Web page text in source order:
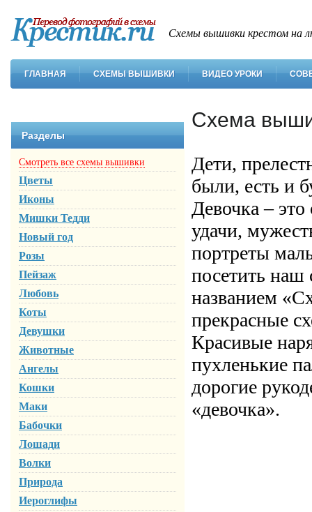
Схемы вышивки крестом на
ГЛАВНАЯ СХЕМЫ ВЫШИВКИ ВИДЕО УРОКИ
Разделы
Смотреть все схемы вышивки
Цветы
Иконы
Мишки Тедди
Новый год
Розы
Пейзаж
Любовь
Коты
Девушки
Животные
Ангелы
Кошки
Маки
Бабочки
Лошади
Волки
Природа
Иероглифы
Схема
Дети,
были, есть и
Девочка –
удачи,
портреты
посетить наш
названием
прекрасные
Красивые
пухленькие
дорогие
«девочка».